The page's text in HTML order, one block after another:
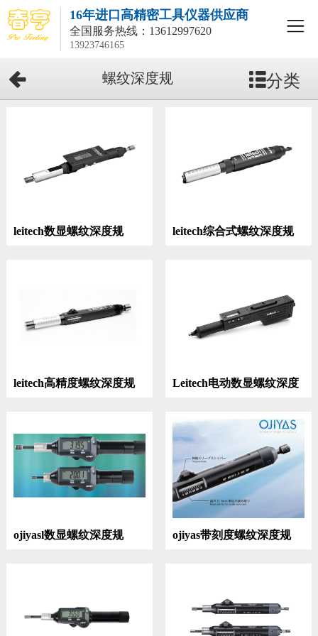
16年进口高精密工具仪器供应商
全国服务热线： 13612997620
13923746165
螺纹深度规 分类
leitech数显螺纹深度规 leitech综合式螺纹深度规
leitech高精度螺纹深度规
Leitech电动数显螺纹深度
ojiyasl数显螺纹深度规 ojiyas带刻度螺纹深度规